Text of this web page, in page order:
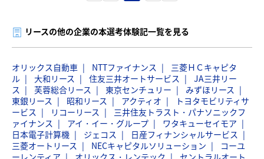
リースの他の企業の本選考体験記一覧を見る
オリックス自動車 NTTファイナンス
三菱ＨＣキャピタ
ル
大和リース 住友三井オートサービス
JA三井リー
ス
芙蓉総合リース 東京センチュリー
みずほリース
東銀リース
昭和リース アクティオ
トヨタモビリティサ
ービス
リコーリース
三井住友トラスト・パナソニックフ
ァイナンス
アイ・イー・グループ
ワタキューセイモア
日本電子計算機
ジェコス
日産フィナンシャルサービス
三菱オートリース
NECキャピタルソリューション
コーユ
ーレンティア
オリックス・レンテック
セントラルオート